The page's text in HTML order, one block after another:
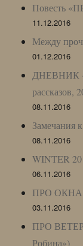
Повесть
11.12.2016
Между
01.12.2016
ДНЕВНИК
рассказов,
08.11.2016
Замечания
08.11.2016
WINTER
06.11.2016
ПРО ОКНА
03.11.2016
ПРО ВЕТЕР
Робина»)